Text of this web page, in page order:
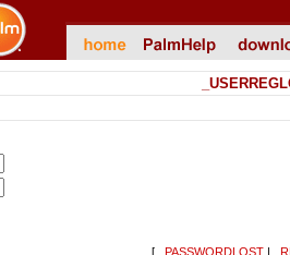
[ _PASSWORDLOST |